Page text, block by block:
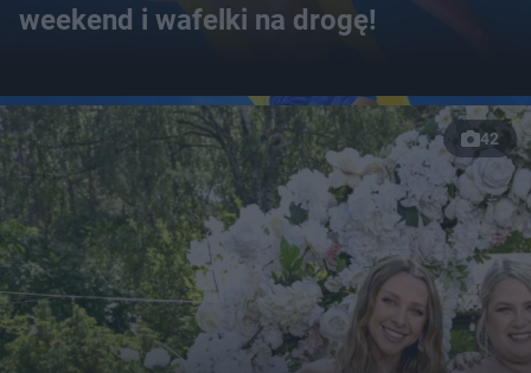
weekend i wafelki na drogę!
42